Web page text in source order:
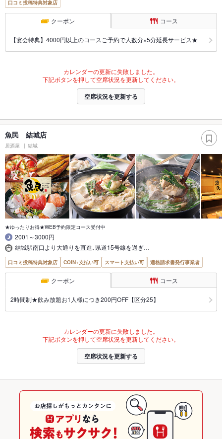
口コミ投稿特典対象店
クーポン コース
【宴会特典】4000円以上のコースご予約で人数分×5分延長サービス★
カレンダーの更新に失敗しました。
下記ボタンを押して空席状況を更新してください。
空席状況を更新する
魚民 結城店
居酒屋 結城
★ゆったりお得★WEB予約限定コース受付中
2001～3000円
結城駅南口より大通りを直進､県道15号線を過ぎ…
口コミ投稿特典対象店 COIN+支払い可 スマート支払い可 適格請求書発行事業者
クーポン コース
2時間制★飲み放題お1人様につき200円OFF【区分25】
カレンダーの更新に失敗しました。
下記ボタンを押して空席状況を更新してください。
空席状況を更新する